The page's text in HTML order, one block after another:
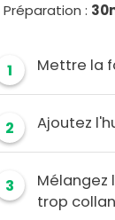
Préparation :
1 Mettre la
2 Ajoutez
3
Mélangez
trop